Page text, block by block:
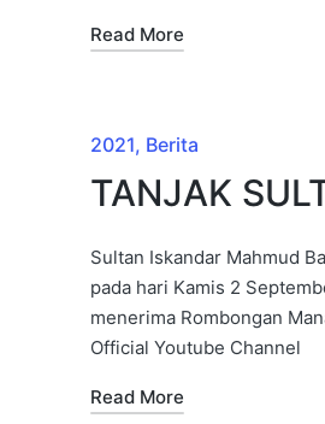
Read More
2021 Berita
TANJAK
Sultan Iskandar Mahmud
pada hari Kamis 2
menerima Rombongan
Official Youtube Channel
Read More